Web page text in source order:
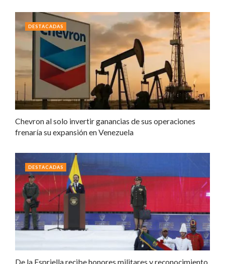
Chevron al solo invertir ganancias de sus operaciones
frenaría su expansión en Venezuela
DESTACADAS
De la Espriella recibe honores militares y reconocimiento
DESTACADAS